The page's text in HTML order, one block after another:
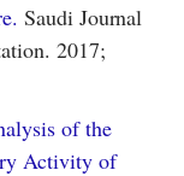
Saudi Journal
2017;
of the
Activity of